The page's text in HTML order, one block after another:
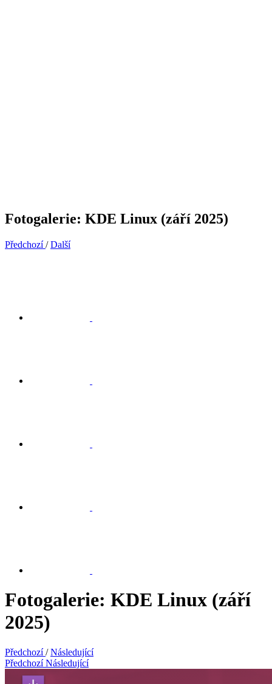
Fotogalerie: KDE Linux (září 2025)
Předchozí / Další
Fotogalerie: KDE Linux (září
2025)
Předchozí / Následující
Předchozí Následující